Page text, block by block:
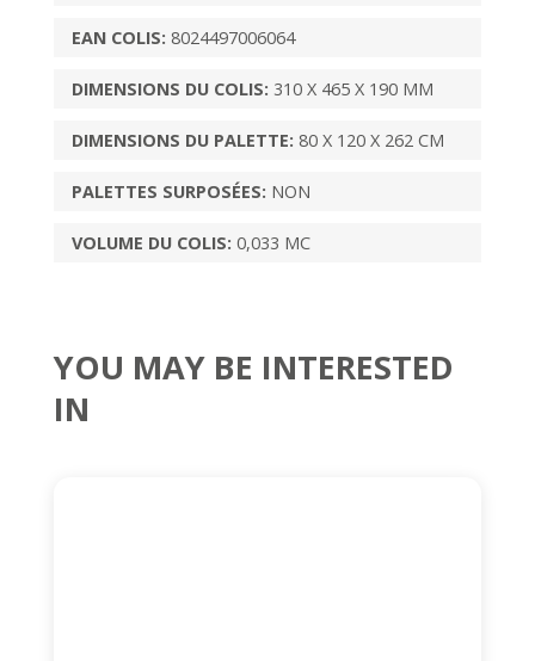
EAN COLIS: 8024497006064
DIMENSIONS DU COLIS: 310 X 465 X 190 MM
DIMENSIONS DU PALETTE: 80 X 120 X 262 CM
PALETTES SURPOSÉES: NON
VOLUME DU COLIS: 0,033 MC
YOU MAY BE INTERESTED
IN